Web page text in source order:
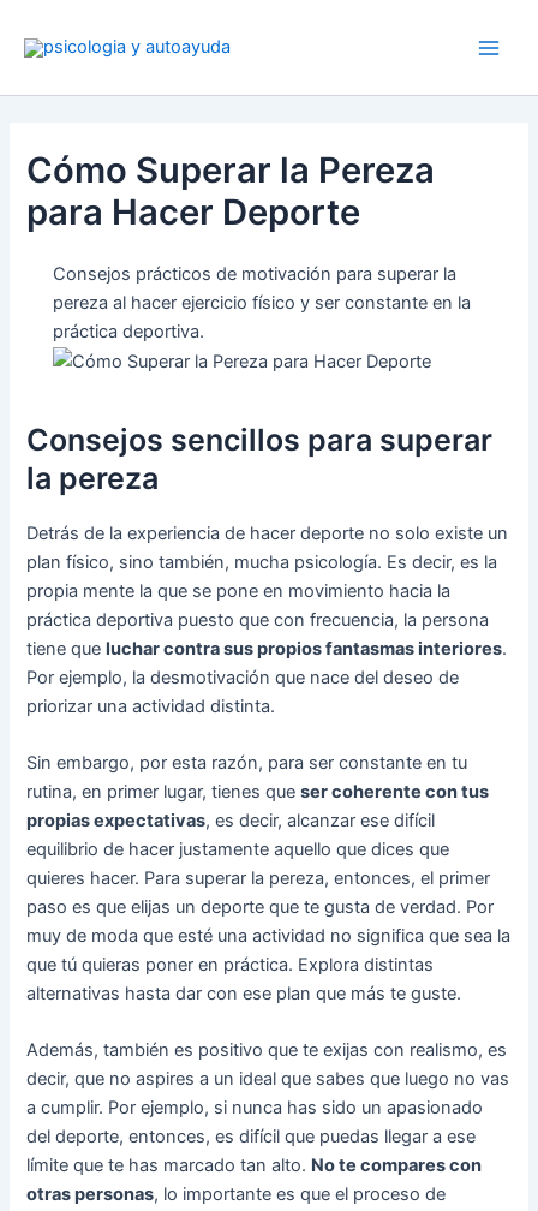
Cómo Superar la Pereza
para Hacer Deporte
Consejos prácticos de motivación para superar la
pereza al hacer ejercicio físico y ser constante en la
práctica deportiva.
Consejos sencillos para superar
la pereza
Detrás de la experiencia de hacer deporte no solo existe un
plan físico, sino también, mucha psicología. Es decir, es la
propia mente la que se pone en movimiento hacia la
práctica deportiva puesto que con frecuencia, la persona
tiene queluchar contra sus propios fantasmas interiores.
Por ejemplo, la desmotivación que nace del deseo de
priorizar una actividad distinta.
Sin embargo, por esta razón, para ser constante en tu
rutina, en primer lugar, tienes queser coherente con tus
propias expectativas, es decir, alcanzar ese difícil
equilibrio de hacer justamente aquello que dices que
quieres hacer. Para superar la pereza, entonces, el primer
paso es que elijas un deporte que te gusta de verdad. Por
muy de moda que esté una actividad no significa que sea la
que tú quieras poner en práctica. Explora distintas
alternativas hasta dar con ese plan que más te guste.
Además, también es positivo que te exijas con realismo, es
decir, que no aspires a un ideal que sabes que luego no vas
a cumplir. Por ejemplo, si nunca has sido un apasionado
del deporte, entonces, es difícil que puedas llegar a ese
límite que te has marcado tan alto. No te compares con
otras personas, lo importante es que el proceso de